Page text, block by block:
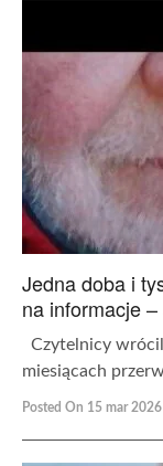
Jedna doba i
na informacje
Czytelnicy
miesiącach
Posted On 15 mar 2026